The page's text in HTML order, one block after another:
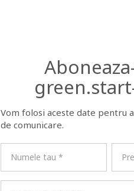
Vom folosi aceste date pentru
de comunicare.